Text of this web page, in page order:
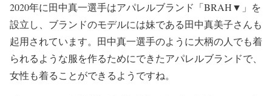
2020年に田中真一選手はアパレルブランド「BRAH▼」を
設立し、ブランドのモデルには妹である田中真美子さんも
起用されています。田中真一選手のように大柄の人でも着
られるような服を作るためにできたアパレルブランドで、
女性も着ることができるようですね。